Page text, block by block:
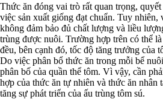
Thức ăn đóng vai trò rất quan trọng,
việc sản xuất giống đạt chuẩn. Tuy nhiên,
không đảm bảo đủ chất lượng và liều
trùng được nuôi. Trường hợp trên có thể
đều, bên cạnh đó, tốc độ tăng trưởng của
Do việc phân bổ thức ăn trong mỗi bể
phân bố của quần thể tôm. Vì vậy, cần
hợp của thức ăn tự nhiên và thức ăn nhân
tăng sự phát triển của ấu trùng tôm sú.